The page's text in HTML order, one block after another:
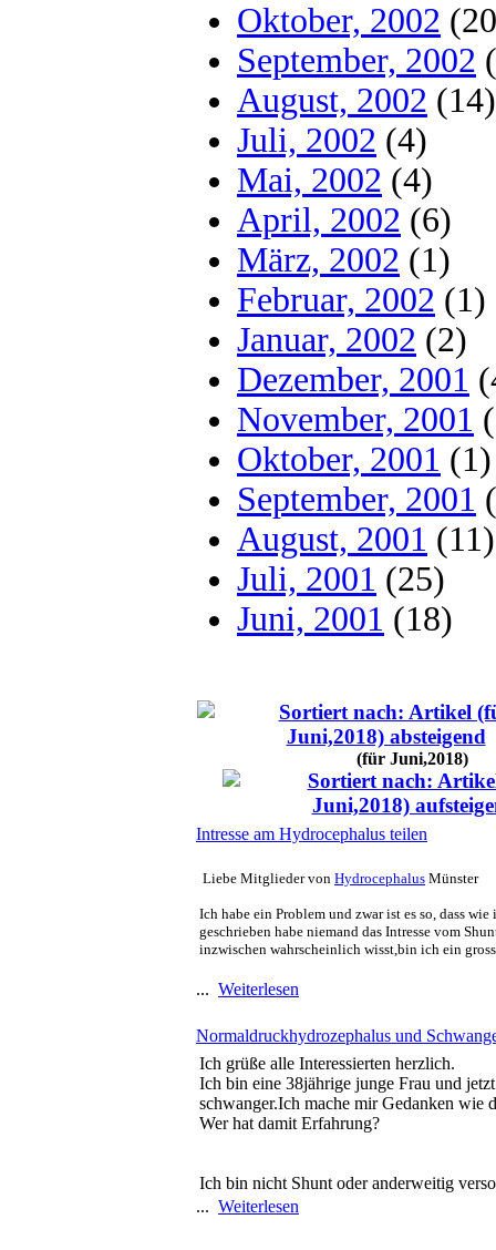
Oktober, 2002
September, 2002
August, 2002 (14)
Juli, 2002 (4)
Mai, 2002 (4)
April, 2002 (6)
März, 2002 (1)
Februar, 2002 (1)
Januar, 2002 (2)
Dezember, 2001
November, 2001
Oktober, 2001 (1)
September, 2001
August, 2001 (11)
Juli, 2001 (25)
Juni, 2001 (18)
(für Juni,2018)
Intresse am Hydrocephalus teilen
Liebe Mitglieder von Hydrocephalus Münster
Ich habe ein Problem und zwar ist es so, dass
geschrieben habe niemand das Intresse vom
inzwischen wahrscheinlich wisst,bin ich ein
... Weiterlesen
Normaldruckhydrozephalus und
Ich grüße alle Interessierten herzlich.
Ich bin eine 38jährige junge Frau und
schwanger.Ich mache mir Gedanken wie
Wer hat damit Erfahrung?
Ich bin nicht Shunt oder anderweitig
... Weiterlesen